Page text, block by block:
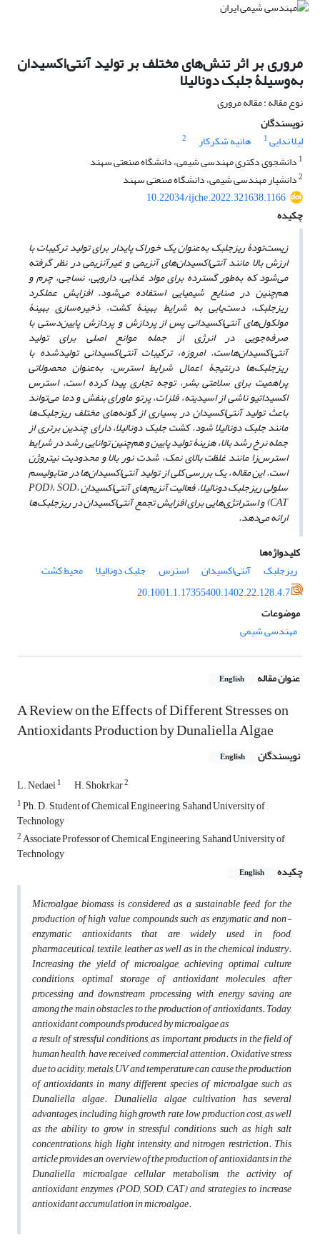
مروری بر اثر تنش‌های مختلف بر تولید آنتی‌اکسیدان
به‌وسیلۀ جلبک دونالیلا
نوع مقاله : مقاله مروری
نویسندگان
لیلا ندایی1 هانیه شکرکار
2
1 دانشجوی دکتری مهندسی شیمی، دانشگاه صنعتی سهند
2دانشیار مهندسی شیمی، دانشگاه صنعتی سهند
10.22034/ijche.2022.321638.1166
چکیده
زیست‌تودۀ ریزجلبکبه‌عنوانیکخوراکپایداربرایتولیدترکیباتبا
ارزشبالا مانندآنتی‌اکسیدان‌هایآنزیمیوغیرآنزیمیدرنظرگرفته
می‌شود که به‌طورگسترده برایمواد غذایی، دارویی، نساجی، چرمو
هم‌چنین در صنایع شیمیایی استفاده می‌شود. افزایش عملکرد
ریزجلبک، دست‌یابی به شرایط بهینۀ کشت، ذخیره‌سازی بهینۀ
مولکول‌های آنتی‌اکسیدانیپسازپردازش و پردازش پایین‌دستیبا
صرفه‌جویی در انرژی از جمله موانع اصلی برای تولید
آنتی‌اکسیدان‌هاست. امروزه، ترکیبات آنتی‌اکسیدانی تولیدشده با
ریزجلبک‌ها درنتیجۀ اعمال شرایط استرس، به‌عنوان محصولاتی
پراهمیت برای سلامتی بشر، توجه تجاری پیدا کرده است. استرس
اکسیداتیوناشیازاسیدیته،فلزات،پرتوماورای بنفشودما می‌تواند
باعث تولید آنتی‌اکسیداندربسیاریازگونه‌هایمختلف ریزجلبک‌ها
مانند جلبک دونالیلاشود. کشت جلبک دونالیلا، دارای چندین برتری از
جمله نرخ رشد بالا، هزینۀ تولید پایین و هم‌چنین توانایی رشد در شرایط
استرس‌زا مانند غلظت بالای نمک، شدت نور بالا و محدودیت نیتروژن
است. این مقاله،یک بررسی کلیازتولید آنتی‌اکسیدان‌ها درمتابولیسم
سلولی ریزجلبک‌دونالیلا، فعالیتآنزیم‌های آنتی‌اکسیدان POD)،SOD،
(CATواستراتژی‌هاییبرای افزایشتجمعآنتی‌اکسیداندرریزجلبک‌ها
ارائه می‌دهد.
کلیدواژه‌ها
ریزجلبک
آنتی‌اکسیدان استرس جلبک دونالیلا
محیط کشت
20.1001.1.17355400.1402.22.128.4.7
موضوعات
مهندسی شیمی
عنوان مقاله English
A Review on the Effects of Different Stresses on
Antioxidants Production by Dunaliella Algae
نویسندگان English
L. Nedaei1 H. Shokrkar2
1Ph. D. Student of Chemical Engineering, Sahand University of
Technology
2Associate Professor of Chemical Engineering, Sahand University of
Technology
چکیده
English
Microalgae biomass is considered as a sustainable feed for the
production of high value compounds such as enzymatic and non-
enzymatic antioxidants that are widely used in food,
pharmaceutical, textile, leather as well as in the chemical industry.
Increasing the yield of microalgae, achieving optimal culture
conditions, optimal storage of antioxidant molecules after
processing and downstream processing with energy saving are
among the main obstacles to the production of antioxidants. Today,
antioxidant compounds produced by microalgae as
a result of stressful conditions, as important products in the field of
human health, have received commercial attention. Oxidative stress
due to acidity, metals, UV and temperature can cause the production
of antioxidants in many different species of microalgae such as
Dunaliella algae. Dunaliella algae cultivation has several
advantages, including high growth rate, low production cost, as well
as the ability to grow in stressful conditions such as high salt
concentrations, high light intensity, and nitrogen restriction. This
article provides an overview of the production of antioxidants in the
Dunaliella microalgae cellular metabolism, the activity of
antioxidant enzymes (POD, SOD, CAT) and strategies to increase
antioxidant accumulation in microalgae.